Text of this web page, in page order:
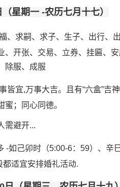
星期一 -农历七月十七）
、求嗣、求子、生子、出行、
、开张、交易、立券、挂匾、
除服、成服
皆宜,万事大吉。且有“六盒”吉
；同心同德。
需避开...
-如己卯时（5:00-6：59）、辛
适宜安排婚礼活动.